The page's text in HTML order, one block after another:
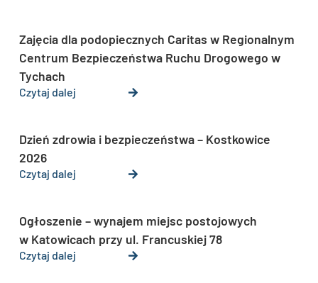
Zajęcia dla podopiecznych Caritas w Regionalnym
Centrum Bezpieczeństwa Ruchu Drogowego w
Tychach
Czytaj dalej
Dzień zdrowia i bezpieczeństwa – Kostkowice
2026
Czytaj dalej
Ogłoszenie – wynajem miejsc postojowych
w Katowicach przy ul. Francuskiej 78
Czytaj dalej